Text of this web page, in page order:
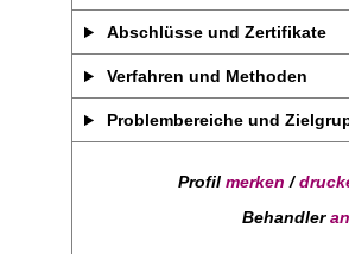
Abschlüsse und Zertifikate
Verfahren und Methoden
Problembereiche und
Profil merken /
Behandler